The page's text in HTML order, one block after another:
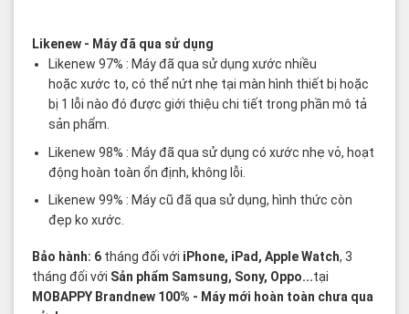
Likenew- Máy đã qua sử dụng
Likenew 97% : Máy đã qua sử dụng xước nhiều
hoặc xước to, có thể nứt nhẹ tại màn hình thiết bị hoặc
bị 1 lỗi nào đó được giới thiệu chi tiết trong phần mô tả
sản phẩm.
Likenew 98% : Máy đã qua sử dụng có xước nhẹ vỏ, hoạt
động hoàn toàn ổn định, không lỗi.
Likenew 99% : Máy cũ đã qua sử dụng, hình thức còn
đẹp ko xước.
Bảo hành: 6 tháng đối với iPhone, iPad, Apple Watch, 3
tháng đối với Sản phẩm Samsung, Sony, Oppo...tại
MOBAPPY Brandnew 100% - Máy mới hoàn toàn chưa qua